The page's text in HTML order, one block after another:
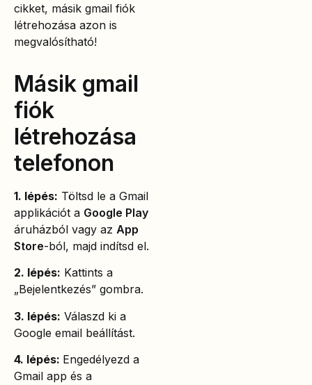
cikket, másik gmail fiók
létrehozása azon is
megvalósítható!
Másik gmail
fiók
létrehozása
telefonon
1. lépés: Töltsd le a Gmail
applikációt a Google Play
áruházból vagy az App
Store-ból, majd indítsd el.
2. lépés: Kattints a
„Bejelentkezés” gombra.
3. lépés: Válaszd ki a
Google email beállítást.
4. lépés: Engedélyezd a
Gmail app és a